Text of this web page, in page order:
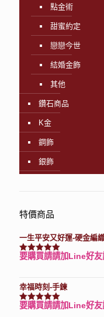
點金術
甜蜜約定
戀戀今世
結婚金飾
其他
鑽石商品
K金
鋼飾
銀飾
特價商品
一生平安又好運-硬金編
評分7740滿分 5
要購買請請加Line好
幸福時刻-手鍊
評分3150滿分 5
要購買請請加Line好